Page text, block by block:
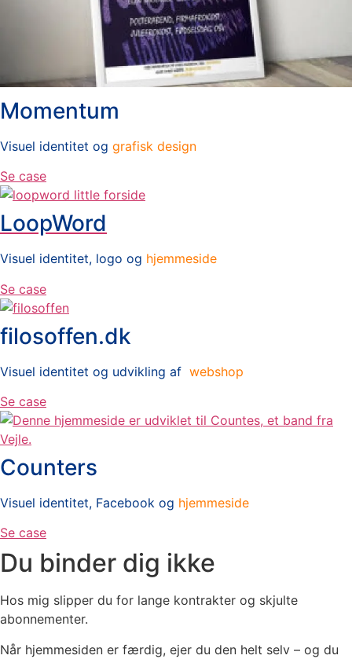
Momentum
Visuel identitet og grafisk design
Se case
LoopWord
Visuel identitet, logo og hjemmeside
Se case
filosoffen.dk
Visuel identitet og udvikling af webshop
Se case
Counters
Visuel identitet, Facebook og hjemmeside
Se case
Du binder dig ikke
Hos mig slipper du for lange kontrakter og skjulte
abonnementer.
Når hjemmesiden er færdig, ejer du den helt selv – og du